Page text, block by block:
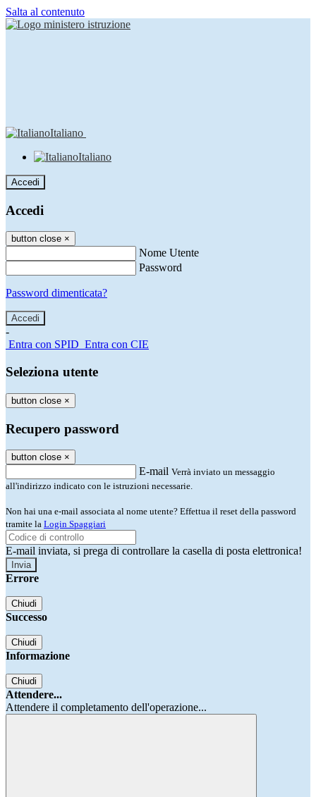
Salta al contenuto
Italiano
Italiano
Accedi
Accedi
button close ×
Nome Utente
Password
Password dimenticata?
-
Entra con SPID Entra con CIE
Seleziona utente
button close ×
Recupero password
button close ×
E-mail Verrà inviato un messaggio
all'indirizzo indicato con le istruzioni necessarie.
Non hai una e-mail associata al nome utente? Effettua il reset della password
tramite la Login Spaggiari
E-mail inviata, si prega di controllare la casella di posta elettronica!
Errore
Chiudi
Successo
Chiudi
Informazione
Chiudi
Attendere...
Attendere il completamento dell'operazione...